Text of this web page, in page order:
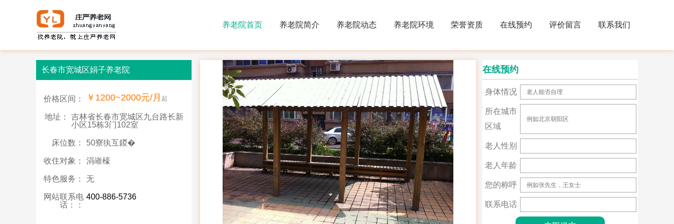
养老院首页 养老院简介 养老院动态 养老院环境 荣誉资质 在线预约 评价留言 联系我们
长春市宽城区娟子养老院
价格区间： ￥1200~2000元/月 起
地址：
吉林省长春市宽城区九台路长新
小区15栋3门102室
床位数： 50寮犱互鍐�
收住对象： 涓嶉檺
特色服务： 无
网站联系电
话：：
400-886-5736
在线预约
身体情况
所在城市
区域
老人性别
老人年龄
您的称呼
联系电话